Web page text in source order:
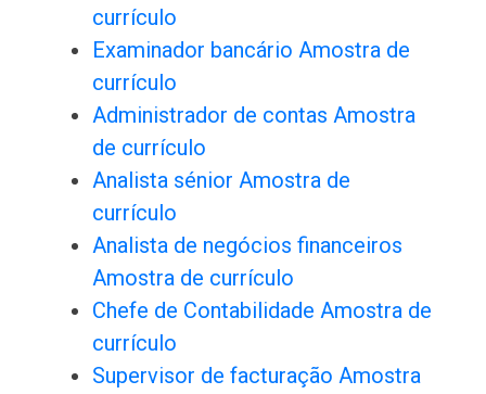
currículo
Examinador bancário Amostra de
currículo
Administrador de contas Amostra
de currículo
Analista sénior Amostra de
currículo
Analista de negócios financeiros
Amostra de currículo
Chefe de Contabilidade Amostra de
currículo
Supervisor de facturação Amostra